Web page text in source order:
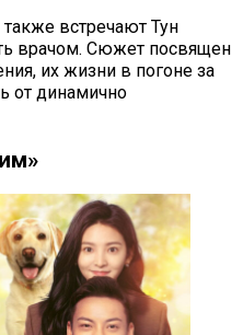
встречают Тун
врачом. Сюжет посвящен
их жизни в погоне за
от динамично